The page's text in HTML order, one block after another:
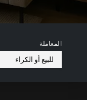
المعاملة